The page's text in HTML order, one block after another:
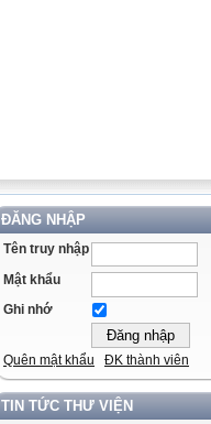
ĐĂNG NHẬP
Tên truy nhập
Mật khẩu
Ghi nhớ
Quên mật khẩu ĐK thành viên
TIN TỨC THƯ VIỆN